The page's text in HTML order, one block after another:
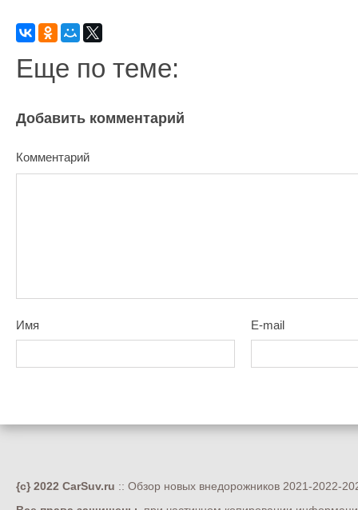
Еще по теме:
Добавить комментарий
Комментарий
Имя E-mail
{c} 2022 CarSuv.ru :: Обзор новых внедорожников 2021-2022-